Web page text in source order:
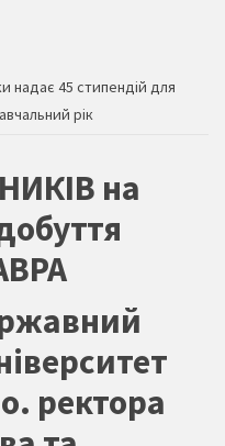
надає 45 стипендій для
рік
на
ректора